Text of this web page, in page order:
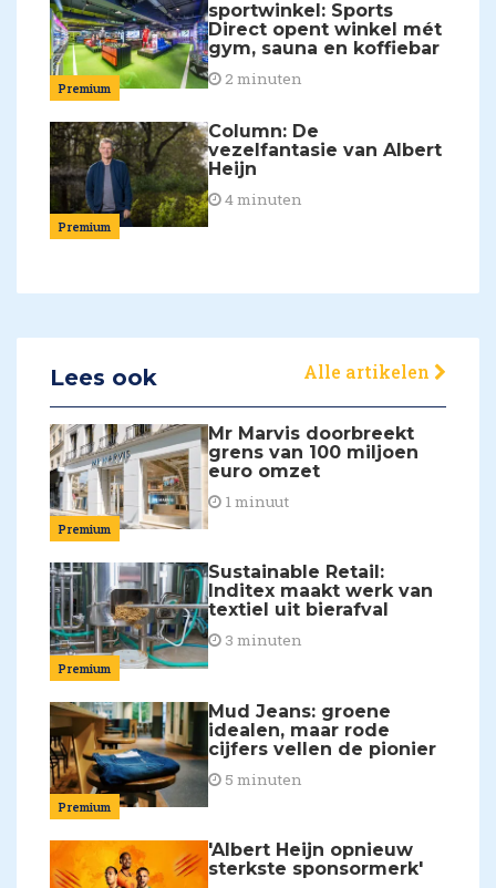
Premium
sportwinkel: Sports
Direct opent winkel mét
gym, sauna en koffiebar
2 minuten
Premium
Column: De
vezelfantasie van Albert
Heijn
4 minuten
Lees ook Alle artikelen
Premium
Mr Marvis doorbreekt
grens van 100 miljoen
euro omzet
1 minuut
Premium
Sustainable Retail:
Inditex maakt werk van
textiel uit bierafval
3 minuten
Premium
Mud Jeans: groene
idealen, maar rode
cijfers vellen de pionier
5 minuten
'Albert Heijn opnieuw
sterkste sponsormerk'